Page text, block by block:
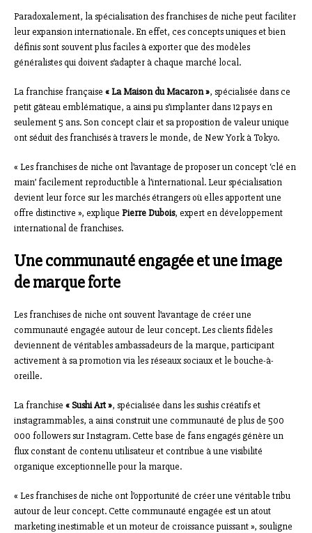
Paradoxalement, la spécialisation des franchises de niche peut faciliter
leur expansion internationale. En effet, ces concepts uniques et bien
définis sont souvent plus faciles à exporter que des modèles
généralistes qui doivent s’adapter à chaque marché local.
La franchise française « La Maison du Macaron », spécialisée dans ce
petit gâteau emblématique, a ainsi pu s’implanter dans 12 pays en
seulement 5 ans. Son concept clair et sa proposition de valeur unique
ont séduit des franchisés à travers le monde, de New York à Tokyo.
« Les franchises de niche ont l’avantage de proposer un concept ‘clé en
main’ facilement reproductible à l’international. Leur spécialisation
devient leur force sur les marchés étrangers où elles apportent une
offre distinctive », explique Pierre Dubois, expert en développement
international de franchises.
Une communauté engagée et une image
de marque forte
Les franchises de niche ont souvent l’avantage de créer une
communauté engagée autour de leur concept. Les clients fidèles
deviennent de véritables ambassadeurs de la marque, participant
activement à sa promotion via les réseaux sociaux et le bouche-à-
oreille.
La franchise « Sushi Art », spécialisée dans les sushis créatifs et
instagrammables, a ainsi construit une communauté de plus de 500
000 followers sur Instagram. Cette base de fans engagés génère un
flux constant de contenu utilisateur et contribue à une visibilité
organique exceptionnelle pour la marque.
« Les franchises de niche ont l’opportunité de créer une véritable tribu
autour de leur concept. Cette communauté engagée est un atout
marketing inestimable et un moteur de croissance puissant », souligne